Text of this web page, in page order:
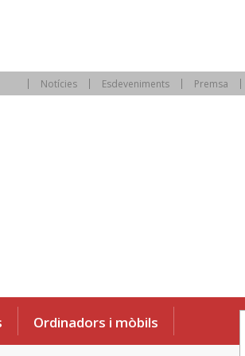
Notícies Esdeveniments Premsa
Ordinadors i mòbils